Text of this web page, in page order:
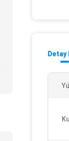
Detay